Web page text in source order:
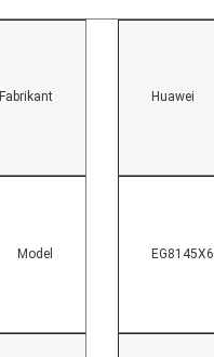
Fabrikant Huawei
Model EG8145X6